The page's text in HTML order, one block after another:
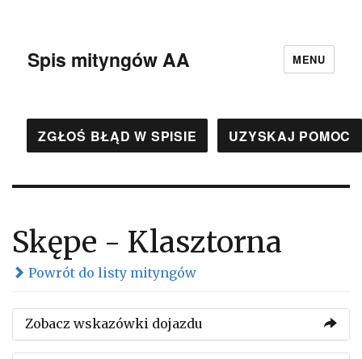
Spis mityngów AA MENU
ZGŁOŚ BŁĄD W SPISIE UZYSKAJ POMOC
Skępe - Klasztorna
Powrót do listy mityngów
Zobacz wskazówki dojazdu